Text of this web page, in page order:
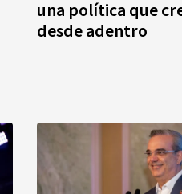
una política que
desde adentro